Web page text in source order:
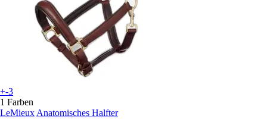
+-3
1 Farben
LeMieux Anatomisches Halfter